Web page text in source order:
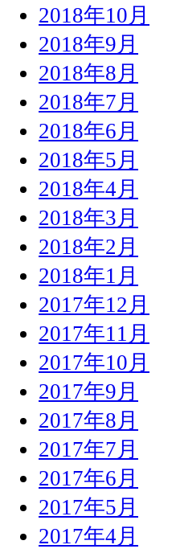
2018年10月
2018年9月
2018年8月
2018年7月
2018年6月
2018年5月
2018年4月
2018年3月
2018年2月
2018年1月
2017年12月
2017年11月
2017年10月
2017年9月
2017年8月
2017年7月
2017年6月
2017年5月
2017年4月